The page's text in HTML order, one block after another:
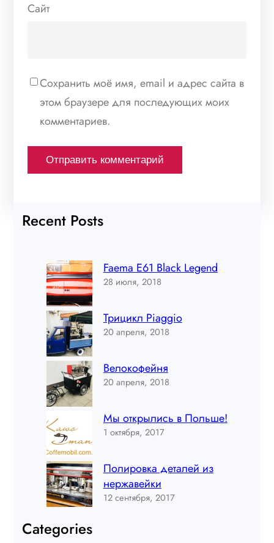
Сайт
Сохранить моё имя, email и адрес сайта в
этом браузере для последующих моих
комментариев.
Recent Posts
Faema E61 Black Legend
28 июля, 2018
Трицикл Piaggio
20 апреля, 2018
Велокофейня
20 апреля, 2018
Мы открылись в Польше!
1 октября, 2017
Полировка деталей из
нержавейки
12 сентября, 2017
Categories